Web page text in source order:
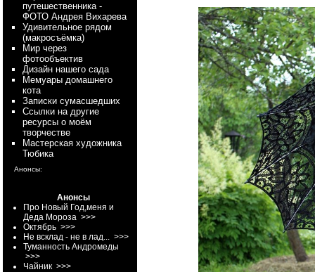
путешественника -
ФОТО Андрея Вихарева
Удивительное рядом
(макросъёмка)
Мир через
фотообъектив
Дизайн нашего сада
Мемуары домашнего
кота
Записки сумасшедших
Ссылки на другие
ресурсы о моём
творчестве
Мастерская художника
Тюбика
Анонсы:
Анонсы
Про Новый Год,меня и
Деда Мороза >>>
Октябрь >>>
Не всклад - не в лад... >>>
Туманность Андромеды
>>>
Чайник >>>